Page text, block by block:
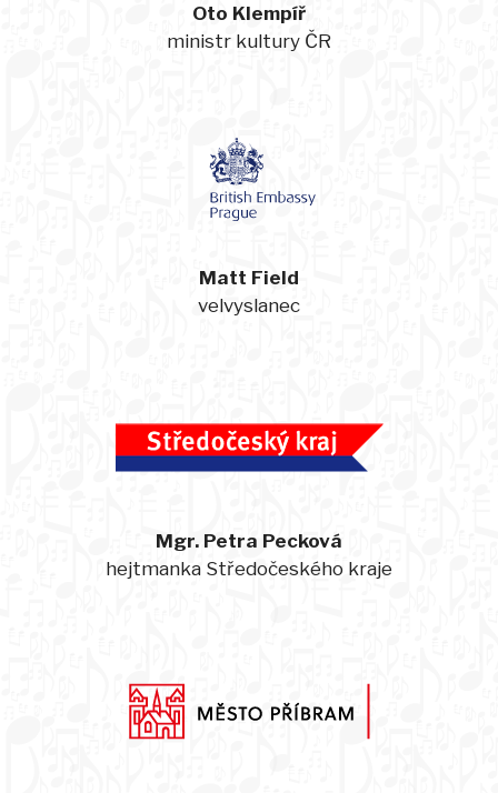
Oto Klempíř
ministr kultury ČR
Matt Field
velvyslanec
Mgr. Petra Pecková
hejtmanka Středočeského kraje